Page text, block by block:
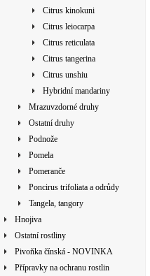
Citrus kinokuni
Citrus leiocarpa
Citrus reticulata
Citrus tangerina
Citrus unshiu
Hybridní mandariny
Mrazuvzdorné druhy
Ostatní druhy
Podnože
Pomela
Pomeranče
Poncirus trifoliata a odrůdy
Tangela, tangory
Hnojiva
Ostatní rostliny
Pivoňka čínská - NOVINKA
Přípravky na ochranu rostlin